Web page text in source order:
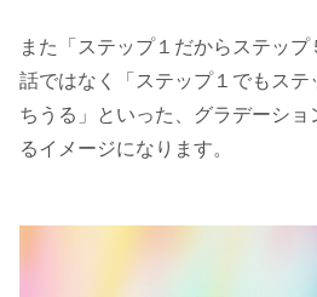
また「ステップ１だからステッ
話ではなく「ステップ１でもス
ちうる」といった、グラデーシ
るイメージになります。